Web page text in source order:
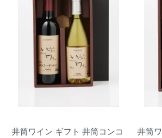
井筒ワイン ギフト 井筒コンコ
井筒